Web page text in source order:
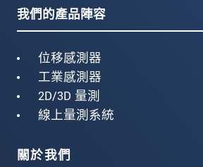
我們的產品陣容
位移感測器
工業感測器
2D/3D 量測
線上量測系統
關於我們